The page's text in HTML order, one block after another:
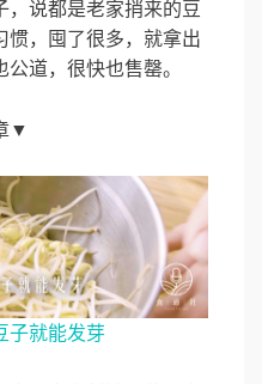
说都是老家捎来的豆
惯，囤了很多，就拿出
道，很快也售罄。
▼
子就能发芽